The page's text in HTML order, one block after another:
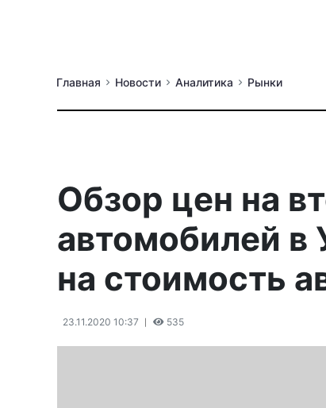
Главная Новости Аналитика Рынки
Обзор цен на
автомобилей в
на стоимость
23.11.2020 10:37 535